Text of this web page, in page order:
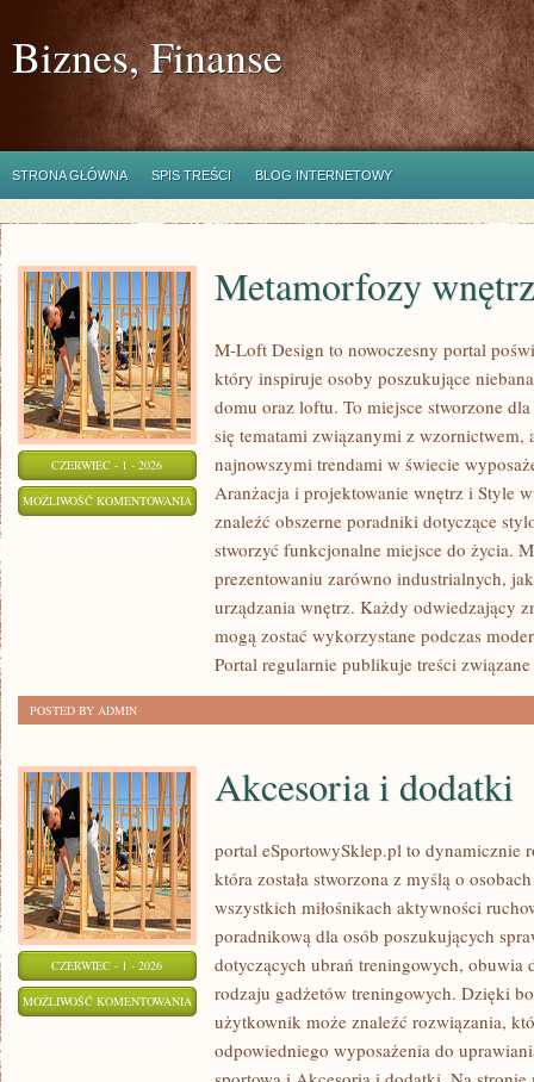
Biznes, Finanse
STRONA GŁÓWNA SPIS TREŚCI BLOG INTERNETOWY
CZERWIEC - 1 - 2026
MOŻLIWOŚĆ KOMENTOWANIA METAMORFOZY
WNĘTRZ
Metamorfozy wnętrz
M-Loft Design to nowoczesny portal
który inspiruje osoby poszukujące
domu oraz loftu. To miejsce stworzone
się tematami związanymi z wzornictwem,
najnowszymi trendami w świecie
Aranżacja i projektowanie wnętrz i Style
znaleźć obszerne poradniki dotyczące
stworzyć funkcjonalne miejsce do życia.
prezentowaniu zarówno industrialnych,
urządzania wnętrz. Każdy odwiedzający
mogą zostać wykorzystane podczas
Portal regularnie publikuje treści
POSTED BY ADMIN
CZERWIEC - 1 - 2026
MOŻLIWOŚĆ KOMENTOWANIA AKCESORIA
DODATKI
Akcesoria i dodatki
portal eSportowySklep.pl to dynamicznie
która została stworzona z myślą o
wszystkich miłośnikach aktywności
poradnikową dla osób poszukujących
dotyczących ubrań treningowych, obuwia
rodzaju gadżetów treningowych. Dzięki
użytkownik może znaleźć rozwiązania,
odpowiedniego wyposażenia do